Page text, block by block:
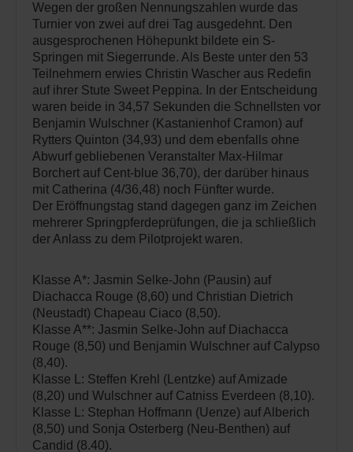
Wegen der großen Nennungszahlen wurde das
Turnier von zwei auf drei Tag ausgedehnt. Den
ausgesprochenen Höhepunkt bildete ein S-
Springen mit Siegerrunde. Als Beste unter den 53
Teilnehmern erwies Christin Wascher aus Redefin
auf ihrer Stute Sweet Peppina. In der Entscheidung
waren beide in 34,57 Sekunden die Schnellsten vor
Benjamin Wulschner (Kastanienhof Cramon) auf
Rytters Quinton (34,93) und dem ebenfalls ohne
Abwurf gebliebenen Veranstalter Max-Hilmar
Borchert auf Cent-blue 36,70), der darüber hinaus
mit Catherina (4/36,48) noch Fünfter wurde.
Der Eröffnungstag stand dagegen ganz im Zeichen
mehrerer Springpferdeprüfungen, die ja schließlich
der Anlass zu dem Pilotprojekt waren.
Klasse A*: Jasmin Selke-John (Pausin) auf
Diachacca Rouge (8,60) und Christian Dietrich
(Neustadt) Chapeau Ciaco (8,50).
Klasse A**: Jasmin Selke-John auf Diachacca
Rouge (8,50) und Benjamin Wulschner auf Calypso
(8,40).
Klasse L: Steffen Krehl (Lentzke) auf Amizade
(8,20) und Wulschner auf Catniss Everdeen (8,10).
Klasse L: Stephan Hoffmann (Uenze) auf Alberich
(8,50) und Sonja Osterberg (Neu-Benthen) auf
Candid (8.40).